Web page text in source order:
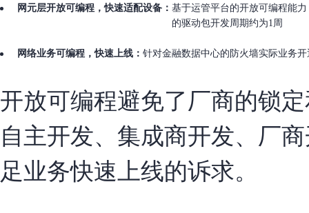
网元层开放可编程，快速适配设备： 基于运管平台的开放可编程能
的驱动包开发周期约为1周
网络业务可编程，快速上线： 针对金融数据中心的防火墙实际业务
开放可编程避免了厂商的锁
自主开发、集成商开发、厂
足业务快速上线的诉求。